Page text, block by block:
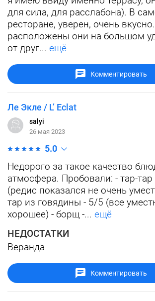
для сила, для расслабона). В
ресторане, уверен, очень
расположены они на большом
от друг... ещё
Комментировать
Ле Экле / L’ Eclat
salyi
26 мая 2023
5.0
Недорого за такое качество
атмосфера. Пробовали: - тар-
(редис показался не очень
тар из говядины - 5/5 (все
хорошее) - борщ -... ещё
НЕДОСТАТКИ
Веранда
Комментировать